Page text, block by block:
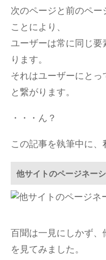
次のページと前のペ
ことにより、
ユーザーは常に同じ
ります。
それはユーザーにと
と繋がります。
・・・ん？
この記事を執筆中に、
他サイトのページネー
百聞は一見にしかず、
を見てみました。